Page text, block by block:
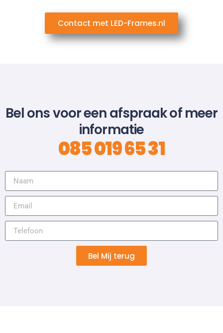
Contact met LED-Frames.nl
Bel ons voor een afspraak of meer
informatie
085 019 65 31
Bel Mij terug